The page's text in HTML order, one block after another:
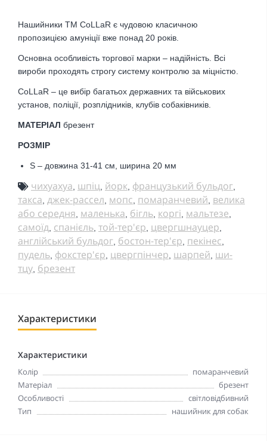
Нашийники ТМ CoLLaR є чудовою класичною
пропозицією амуніції вже понад 20 років.
Основна особливість торгової марки – надійність. Всі
вироби проходять строгу систему контролю за міцністю.
CoLLaR – це вибір багатьох державних та військових
установ, поліції, розплідників, клубів собаківників.
МАТЕРІАЛ брезент
РОЗМІР
S – довжина 31-41 см, ширина 20 мм
чихуахуа шпіц йорк французький бульдог
такса джек-рассел мопс помаранчевий велика
або середня маленька бігль коргі мальтезе
самоїд спанієль той-тер'єр цвергшнауцер
англійський бульдог бостон-тер'єр пекінес
пудель фокстер'єр цвергпінчер шарпей ши-
тцу брезент
Характеристики
Характеристики
Колір
помаранчевий
Матеріал
брезент
Особливості
світловідбивний
Тип
нашийник для собак